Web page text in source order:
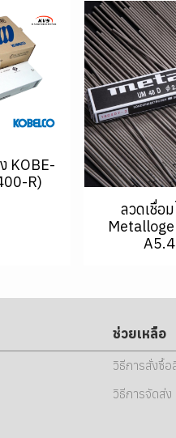
KOBE-
R)
ลวดเชื่อ
ช่วยเหลือ
วิธีการสั่งซื้อ
วิธีการจัดส่ง